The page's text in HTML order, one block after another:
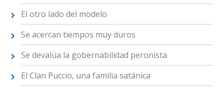
El otro lado del modelo
Se acercan tiempos muy duros
Se devalúa la gobernabilidad peronista
El Clan Puccio, una familia satánica